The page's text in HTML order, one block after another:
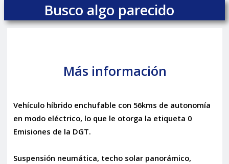
Busco algo parecido
Más información
Vehículo híbrido enchufable con 56kms de autonomía
en modo eléctrico, lo que le otorga la etiqueta 0
Emisiones de la DGT.
Suspensión neumática, techo solar panorámico,